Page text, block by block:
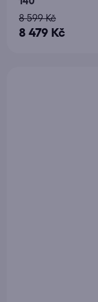
8 479 Kč
8 599 Kč